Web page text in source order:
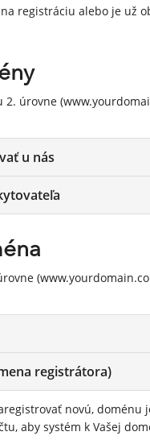
registráciu alebo je už
úrovne
u nás
registrátora)
novú,
aby systém k Vašej